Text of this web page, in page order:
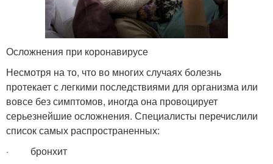
Осложнения при коронавирусе
Несмотря на то, что во многих случаях болезнь
протекает с легкими последствиями для организма или
вовсе без симптомов, иногда она провоцирует
серьезнейшие осложнения. Специалисты перечислили
список самых распространенных:
· бронхит